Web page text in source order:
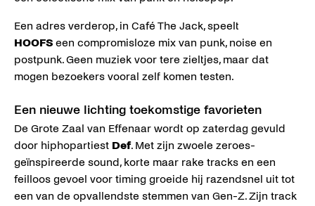
Een adres verderop, in Café The Jack, speelt
HOOFS een compromisloze mix van punk, noise en
postpunk. Geen muziek voor tere zieltjes, maar dat
mogen bezoekers vooral zelf komen testen.
Een nieuwe lichting toekomstige favorieten
De Grote Zaal van Effenaar wordt op zaterdag gevuld
door hiphopartiest Def. Met zijn zwoele zeroes-
geïnspireerde sound, korte maar rake tracks en een
feilloos gevoel voor timing groeide hij razendsnel uit tot
een van de opvallendste stemmen van Gen-Z. Zijn track